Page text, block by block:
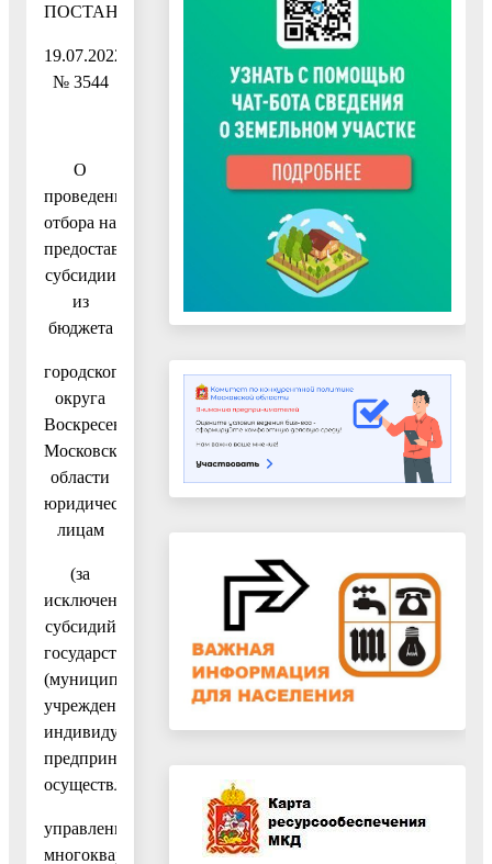
ПОСТАНОВЛЕНИЕ
19.07.2022
№ 3544
О
проведении
отбора на
предоставление
субсидии
из
бюджета
городского
округа
Воскресенск
Московской
области
юридическим
лицам
(за
исключением
субсидий
государственным
(муниципальным)
учреждениям),
индивидуальным
предпринимателям,
осуществляющим
управление
многоквартирными